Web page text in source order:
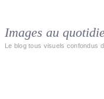
Images au
Le blog tous visuels confondus